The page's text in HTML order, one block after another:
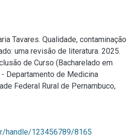
Tavares. Qualidade, contaminação
uma revisão de literatura. 2025.
de Curso (Bacharelado em
Departamento de Medicina
Federal Rural de Pernambuco,
handle/123456789/8165